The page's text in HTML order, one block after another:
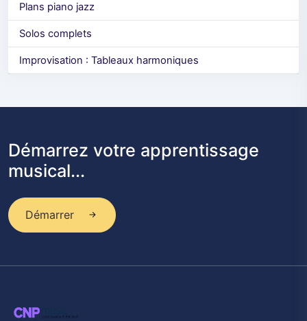
Plans piano jazz
Solos complets
Improvisation : Tableaux harmoniques
Démarrez votre apprentissage
musical...
Démarrer